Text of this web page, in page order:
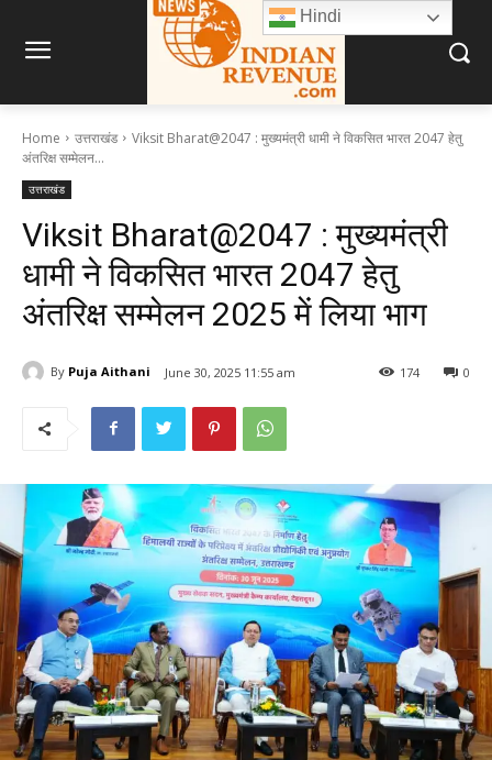
Home उत्तराखंड
Viksit Bharat@2047 : मुख्यमंत्री धामी ने विकसित भारत 2047 हेतु
अंतरिक्ष सम्मेलन...
उत्तराखंड
Viksit Bharat@2047 : मुख्यमंत्री
धामी ने विकसित भारत 2047 हेतु
अंतरिक्ष सम्मेलन 2025 में लिया भाग
By Puja Aithani June 30, 2025 11:55 am 0
174
Hindi